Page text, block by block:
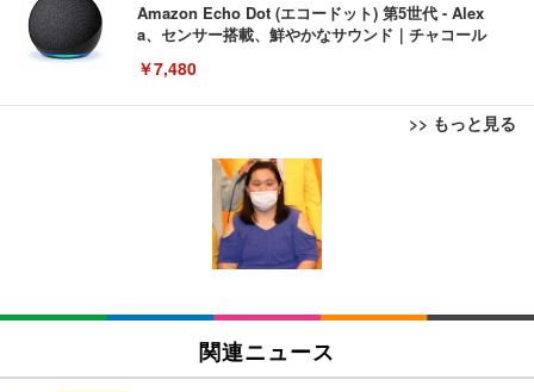
Amazon Echo Dot (エコードット) 第5世代 - Alex
a、センサー搭載、鮮やかなサウンド｜チャコール
￥7,480
>> もっと見る
[EdoErgo] オフィスチェア 椅子 テレワーク 疲れな
い 跳ね上げ式アームレスト コンパクト 約105度ロッ
キング pc 事務椅子 360度回転 座面昇降 強化ナイロ
ン樹脂ベース 通気性メッシュ 在宅ワーク H-WY01
(黒網+黒枠+黒足)
SIHOO B100 オフィスチェア／デスクチェア メッシ
ュチェア 人間工学 疲れない ブラック
￥27,999
EIZO ビジネス向けプレミアムモニター | FlexScan
EV3240X-WT | 31.5型4K UHD・USB Type-C・ホワ
￥105,595
EIZO ビジネス向けプレミアムモニター | FlexScan
￥109,572
Amazonベーシック ペットシーツ 薄型 レギュラー 1
回使い捨て 無香料 ホワイト 300枚
Amazonベーシック ペットシーツ 厚型 ワイド 42枚
x2袋(84枚) ホワイト(吸収面:ライトブルー)
￥3,234
関連ニュース